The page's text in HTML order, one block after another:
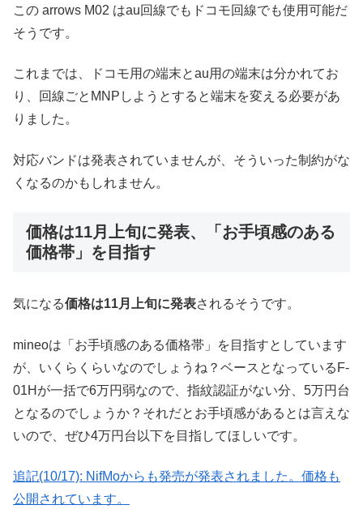
この arrows M02 はau回線でもドコモ回線でも使用可能だ
そうです。
これまでは、ドコモ用の端末とau用の端末は分かれてお
り、回線ごとMNPしようとすると端末を変える必要があ
りました。
対応バンドは発表されていませんが、そういった制約がな
くなるのかもしれません。
価格は11月上旬に発表、「お手頃感のある
価格帯」を目指す
気になる価格は11月上旬に発表されるそうです。
mineoは「お手頃感のある価格帯」を目指すとしています
が、いくらくらいなのでしょうね？ベースとなっているF-
01Hが一括で6万円弱なので、指紋認証がない分、5万円台
となるのでしょうか？それだとお手頃感があるとは言えな
いので、ぜひ4万円台以下を目指してほしいです。
追記(10/17): NifMoからも発売が発表されました。価格も
公開されています。